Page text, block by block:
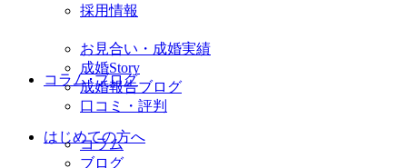
採用情報
お見合い・成婚実績
成婚Story
成婚報告ブログ
口コミ・評判
コラム･ブログ
コラム
ブログ
はじめての方へ